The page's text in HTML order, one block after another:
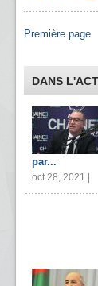
Pages
Première page
DANS
par...
oct 28, 2021 |